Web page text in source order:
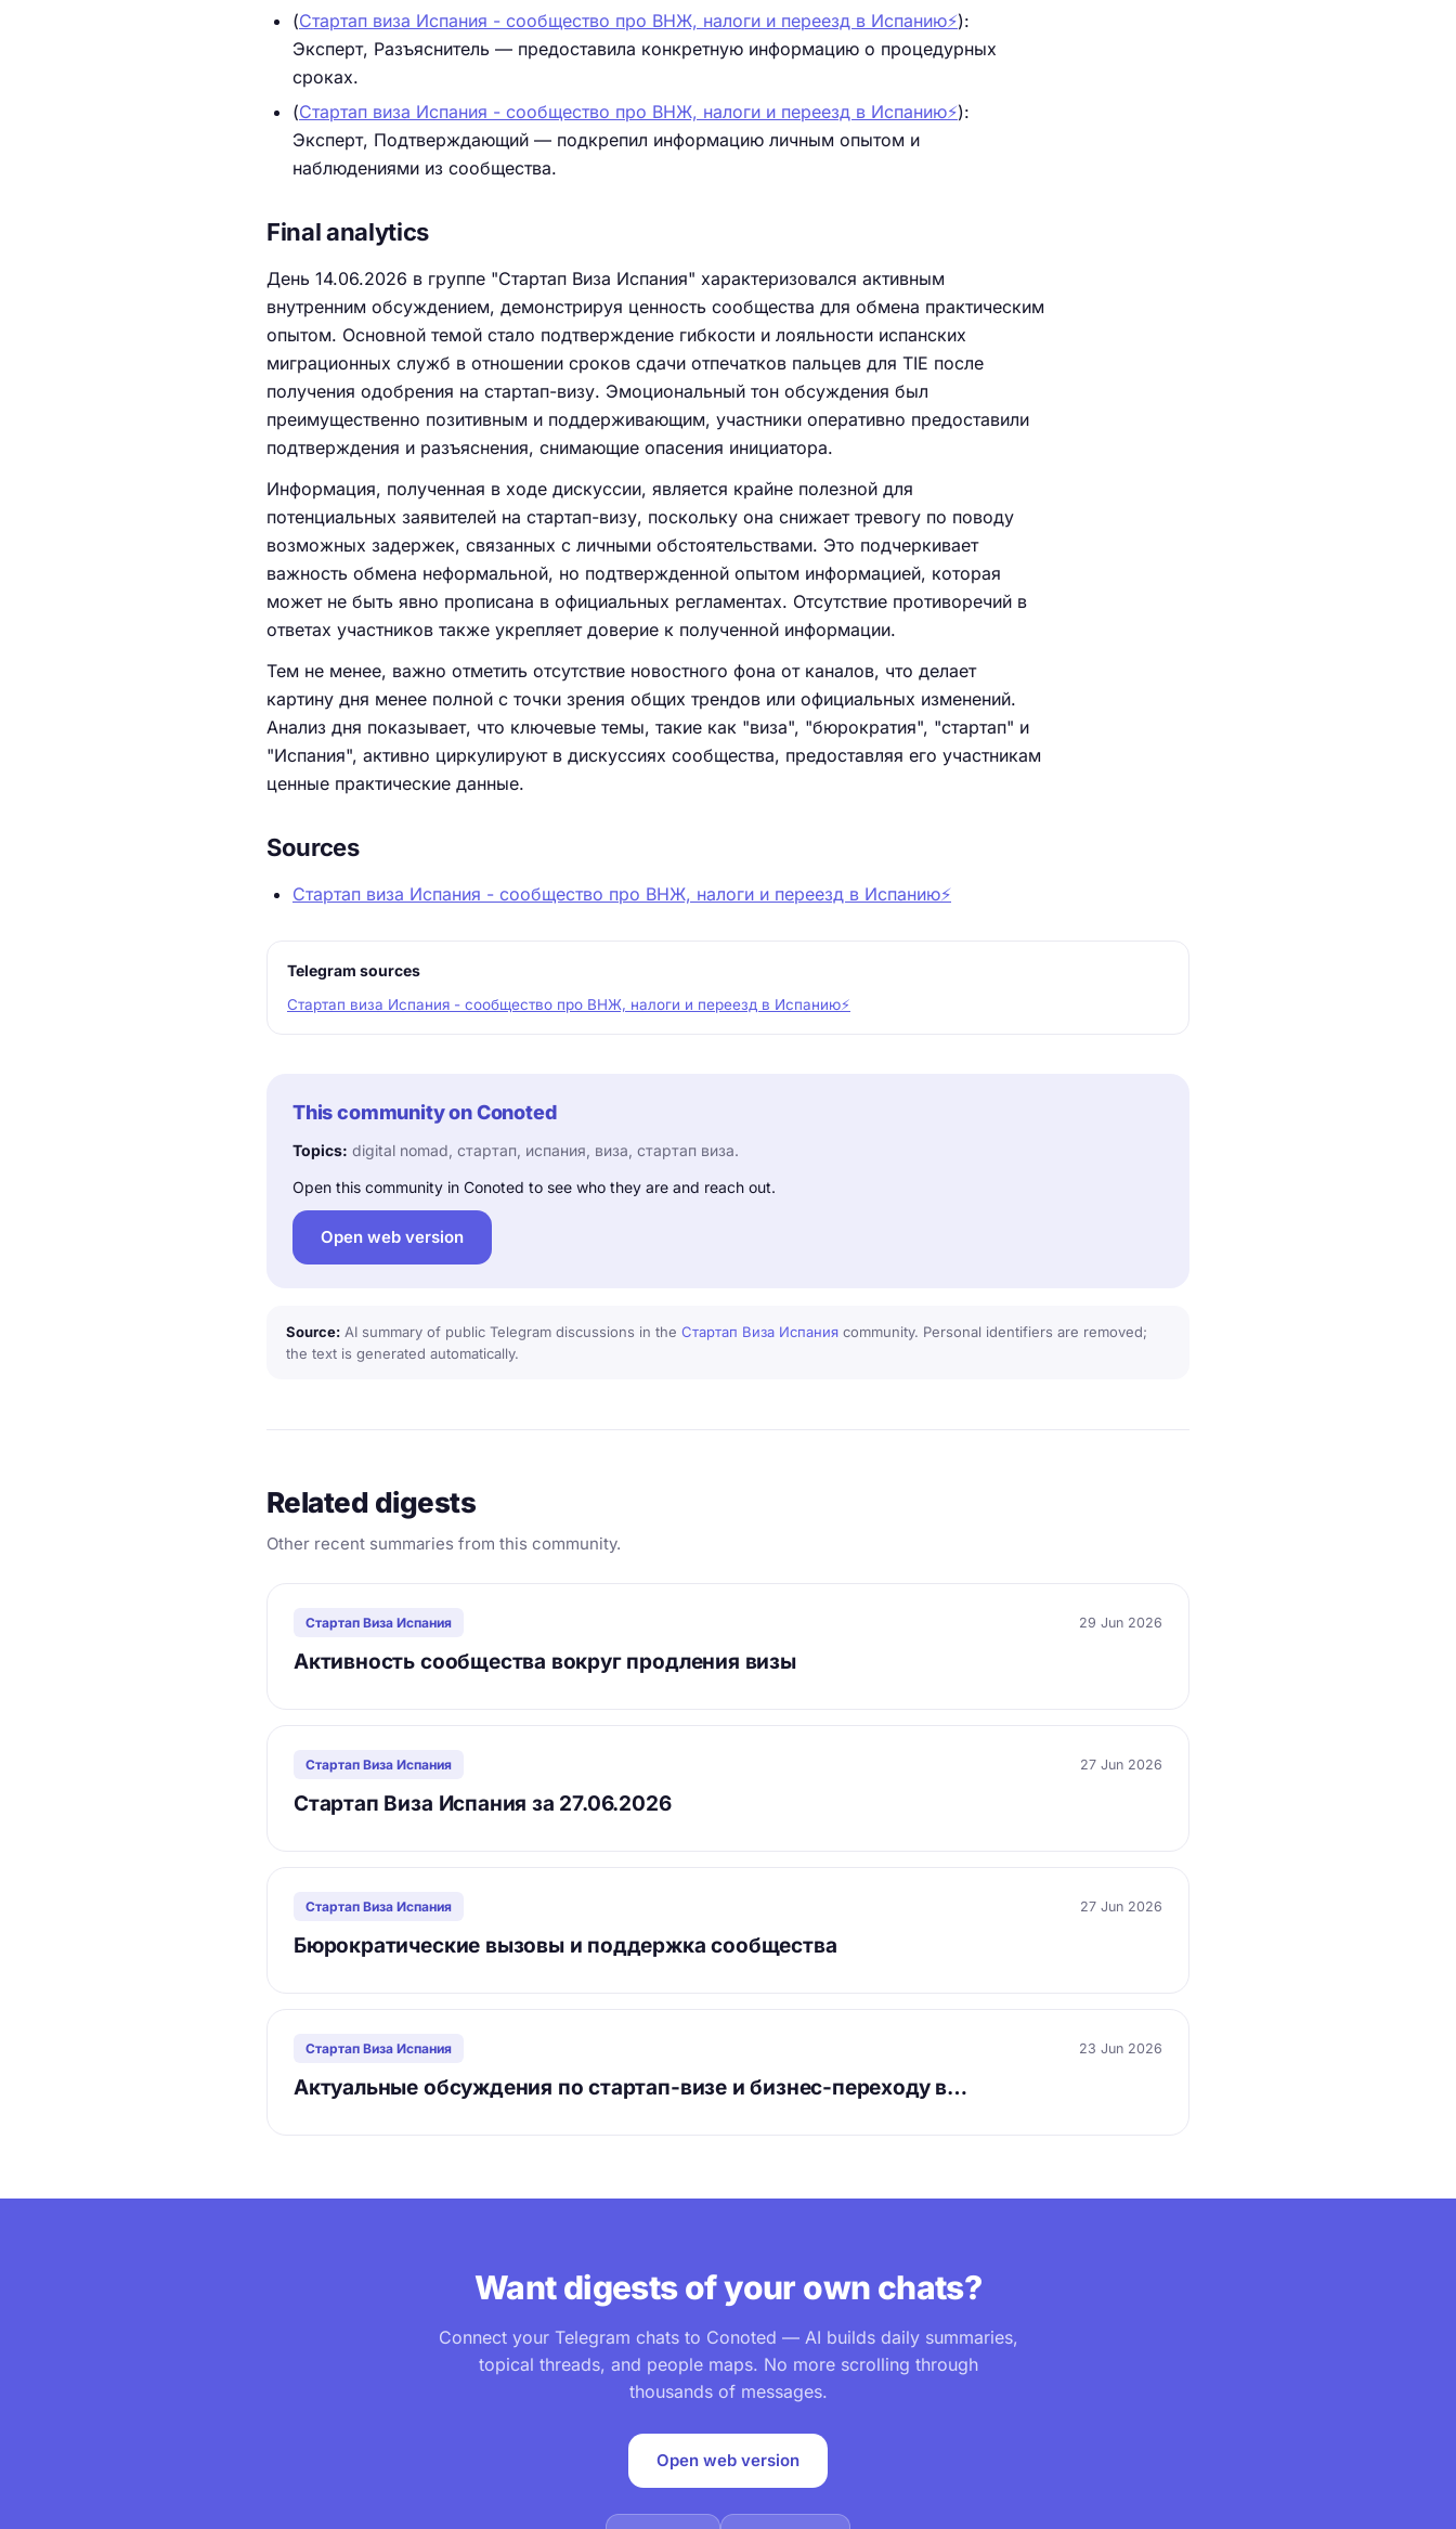
(Стартап виза Испания - сообщество про ВНЖ, налоги и переезд в Испанию⚡️):
Эксперт, Разъяснитель — предоставила конкретную информацию о процедурных
сроках.
(Стартап виза Испания - сообщество про ВНЖ, налоги и переезд в Испанию⚡️):
Эксперт, Подтверждающий — подкрепил информацию личным опытом и
наблюдениями из сообщества.
Final analytics
День 14.06.2026 в группе "Стартап Виза Испания" характеризовался активным
внутренним обсуждением, демонстрируя ценность сообщества для обмена практическим
опытом. Основной темой стало подтверждение гибкости и лояльности испанских
миграционных служб в отношении сроков сдачи отпечатков пальцев для TIE после
получения одобрения на стартап-визу. Эмоциональный тон обсуждения был
преимущественно позитивным и поддерживающим, участники оперативно предоставили
подтверждения и разъяснения, снимающие опасения инициатора.
Информация, полученная в ходе дискуссии, является крайне полезной для
потенциальных заявителей на стартап-визу, поскольку она снижает тревогу по поводу
возможных задержек, связанных с личными обстоятельствами. Это подчеркивает
важность обмена неформальной, но подтвержденной опытом информацией, которая
может не быть явно прописана в официальных регламентах. Отсутствие противоречий в
ответах участников также укрепляет доверие к полученной информации.
Тем не менее, важно отметить отсутствие новостного фона от каналов, что делает
картину дня менее полной с точки зрения общих трендов или официальных изменений.
Анализ дня показывает, что ключевые темы, такие как "виза", "бюрократия", "стартап" и
"Испания", активно циркулируют в дискуссиях сообщества, предоставляя его участникам
ценные практические данные.
Sources
Стартап виза Испания - сообщество про ВНЖ, налоги и переезд в Испанию⚡️
Telegram sources
Стартап виза Испания - сообщество про ВНЖ, налоги и переезд в Испанию⚡️
This community on Conoted
Topics: digital nomad, стартап, испания, виза, стартап виза.
Open this community in Conoted to see who they are and reach out.
Open web version
Source: AI summary of public Telegram discussions in the Стартап Виза Испания community. Personal identifiers are removed;
the text is generated automatically.
Related digests
Other recent summaries from this community.
Стартап Виза Испания 29 Jun 2026
Активность сообщества вокруг продления визы
Стартап Виза Испания 27 Jun 2026
Стартап Виза Испания за 27.06.2026
Стартап Виза Испания 27 Jun 2026
Бюрократические вызовы и поддержка сообщества
Стартап Виза Испания 23 Jun 2026
Актуальные обсуждения по стартап-визе и бизнес-переходу в…
Want digests of your own chats?
Connect your Telegram chats to Conoted — AI builds daily summaries,
topical threads, and people maps. No more scrolling through
thousands of messages.
Open web version